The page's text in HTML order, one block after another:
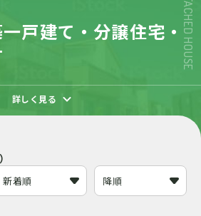
DETACHED HOUSE
戸建て・分譲住宅・
詳しく見る